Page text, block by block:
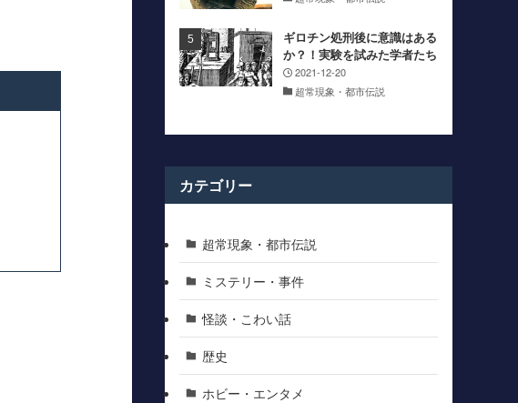
ギロチン処刑後に意識はある
か？！実験を試みた学者たち
2021-12-20
超常現象・都市伝説
カテゴリー
超常現象・都市伝説
ミステリー・事件
怪談・こわい話
歴史
ホビー・エンタメ